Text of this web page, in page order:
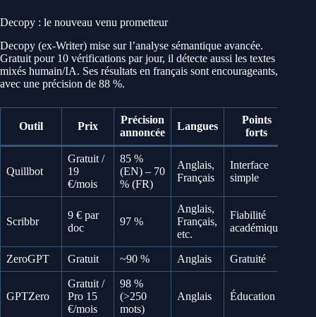
Decopy : le nouveau venu prometteur
Decopy (ex-Writer) mise sur l’analyse sémantique avancée.
Gratuit pour 10 vérifications par jour, il détecte aussi les textes
mixés humain/IA. Ses résultats en français sont encourageants,
avec une précision de 88 %.
Outil Prix
Précision
annoncée
Langues
Points
forts
Quillbot
Gratuit /
19
€/mois
85 %
(EN) – 70
% (FR)
Anglais,
Français
Interface
simple
Scribbr
9 € par
doc
97 %
Anglais,
Français,
etc.
Fiabilité
académique
ZeroGPT Gratuit ~90 % Anglais Gratuité
GPTZero
Gratuit /
Pro 15
€/mois
98 %
(>250
mots)
Anglais Éducation